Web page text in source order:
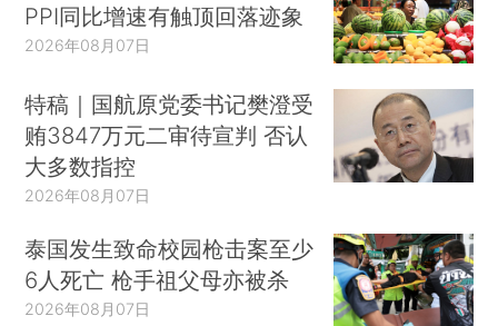
PPI同比增速有触顶回落迹象
2026年08月07日
特稿｜国航原党委书记樊澄受
贿3847万元二审待宣判 否认
大多数指控
2026年08月07日
泰国发生致命校园枪击案至少
6人死亡 枪手祖父母亦被杀
2026年08月07日